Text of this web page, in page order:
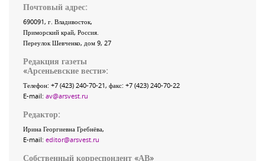
Почтовый адрес:
690091, г. Владивосток,
Приморский край, Россия
Переулок Шевченко, дом 9, 27
Редакция газеты
«Арсеньевские вести»:
Телефон: +7 (423) 240-70-21, факс: +7 (423) 240-70-22
E-mail: av@arsvest.ru
Редактор:
Ирина Георгиевна Гребнёва,
E-mail: editor@arsvest.ru
Собственный корреспондент «АВ»